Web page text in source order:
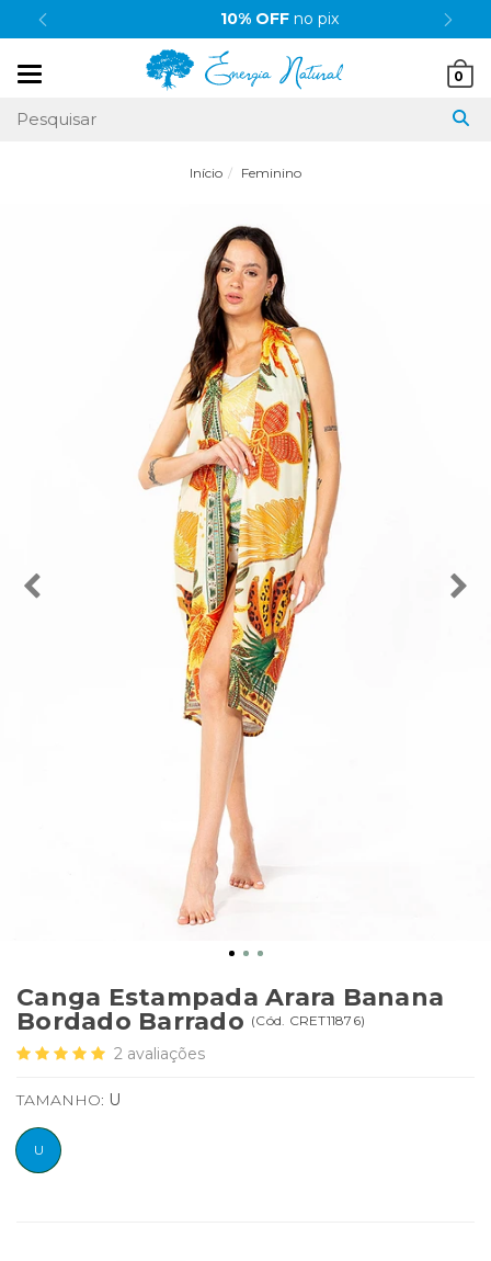
10% OFFno pix
0
Início Feminino
Canga Estampada Arara Banana
Bordado Barrado (Cód. CRET11876)
2 avaliações
TAMANHO: U
U